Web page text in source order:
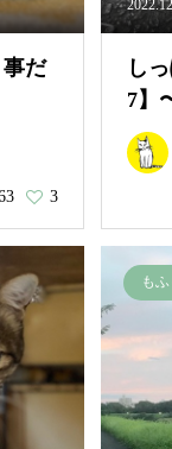
だ
3
し
7】
も